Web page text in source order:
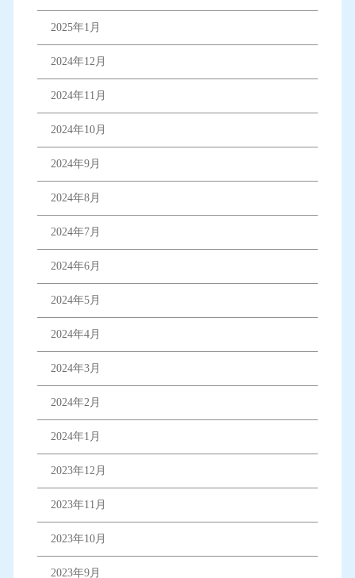
2025年1月
2024年12月
2024年11月
2024年10月
2024年9月
2024年8月
2024年7月
2024年6月
2024年5月
2024年4月
2024年3月
2024年2月
2024年1月
2023年12月
2023年11月
2023年10月
2023年9月